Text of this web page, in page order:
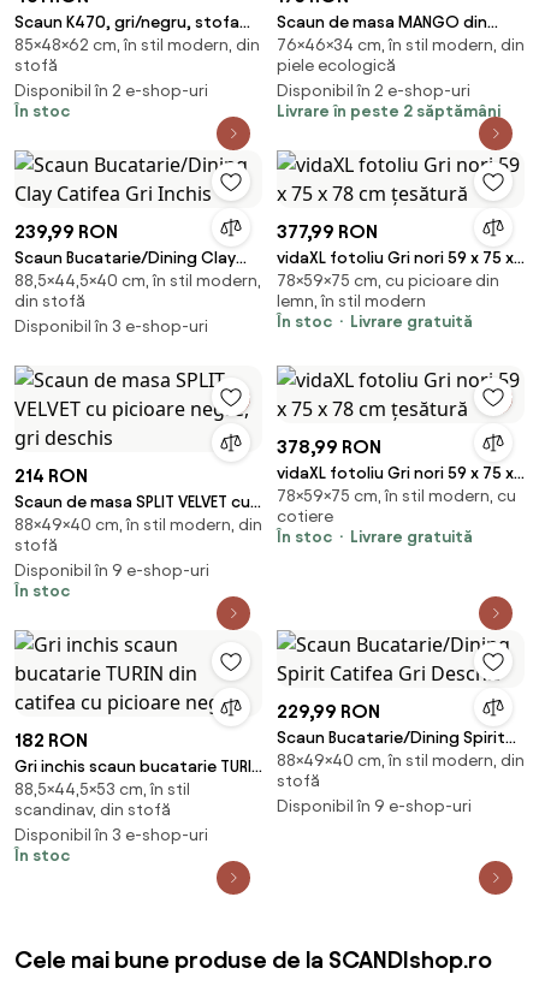
Scaun K470, gri/negru, stofa
clasica/metal, 48x62x85 cm
85×48×62 cm, în stil modern, din
stofă
Disponibil în 2 e-shop-uri
În stoc
Scaun de masa MANGO din
piele ecologica cu picioare
negre, gri
76×46×34 cm, în stil modern, din
piele ecologică
Disponibil în 2 e-shop-uri
Livrare în peste 2 săptămâni
239,99 RON
Scaun Bucatarie/Dining Clay
Catifea Gri Inchis
88,5×44,5×40 cm, în stil modern,
din stofă
Disponibil în 3 e-shop-uri
377,99 RON
vidaXL fotoliu Gri nori 59 x 75 x
78 cm țesătură
78×59×75 cm, cu picioare din
lemn, în stil modern
În stoc
Livrare gratuită
214 RON
Scaun de masa SPLIT VELVET cu
picioare negre, gri deschis
88×49×40 cm, în stil modern, din
stofă
Disponibil în 9 e-shop-uri
În stoc
378,99 RON
vidaXL fotoliu Gri nori 59 x 75 x
78 cm țesătură
78×59×75 cm, în stil modern, cu
cotiere
În stoc
Livrare gratuită
182 RON
Gri inchis scaun bucatarie TURIN
din catifea cu picioare negre
88,5×44,5×53 cm, în stil
scandinav, din stofă
Disponibil în 3 e-shop-uri
În stoc
229,99 RON
Scaun Bucatarie/Dining Spirit
Catifea Gri Deschis
88×49×40 cm, în stil modern, din
stofă
Disponibil în 9 e-shop-uri
Cele mai bune produse de la SCANDIshop.ro